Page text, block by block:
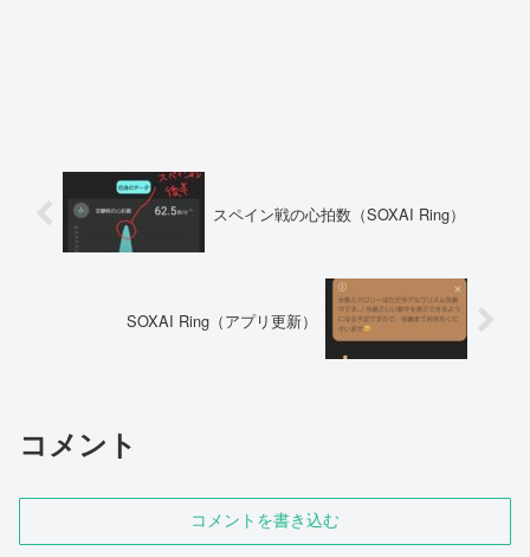
スペイン戦の心拍数（SOXAI Ring）
SOXAI Ring（アプリ更新）
コメント
コメントを書き込む